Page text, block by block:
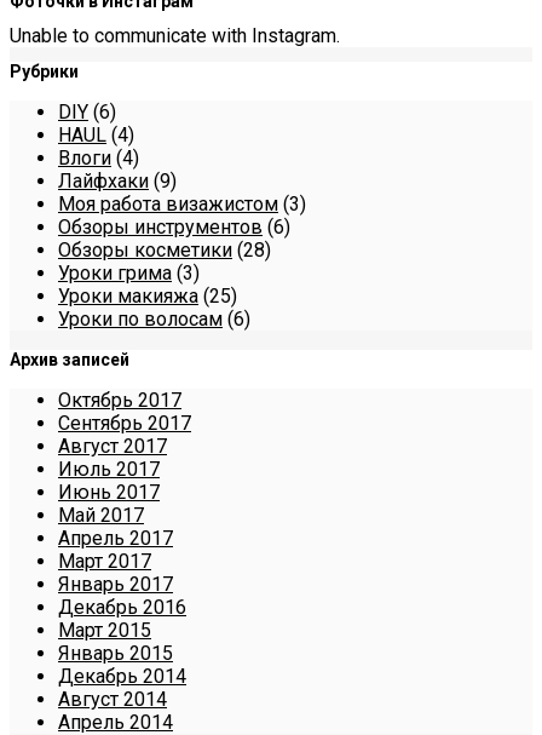
Unable to communicate with Instagram.
Рубрики
DIY (6)
HAUL (4)
Влоги (4)
Лайфхаки (9)
Моя работа визажистом (3)
Обзоры инструментов (6)
Обзоры косметики (28)
Уроки грима (3)
Уроки макияжа (25)
Уроки по волосам (6)
Архив записей
Октябрь 2017
Сентябрь 2017
Август 2017
Июль 2017
Июнь 2017
Май 2017
Апрель 2017
Март 2017
Январь 2017
Декабрь 2016
Март 2015
Январь 2015
Декабрь 2014
Август 2014
Апрель 2014